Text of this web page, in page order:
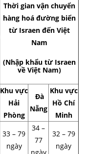
Thời gian vận chuyển
hàng hoá đường biển
từ Israen đến Việt
Nam
(Nhập khẩu từ Israen
về Việt Nam)
Khu vực
Hải
Phòng
Đà
Nẵng
Khu vực
Hồ Chí
Minh
33 – 79
ngày
34 –
77
ngày
32 – 79
ngày